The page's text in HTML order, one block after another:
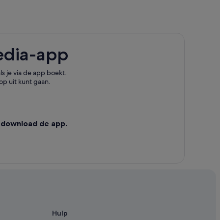
app
je via de app boekt.
uit kunt gaan.
de app.
Hulp